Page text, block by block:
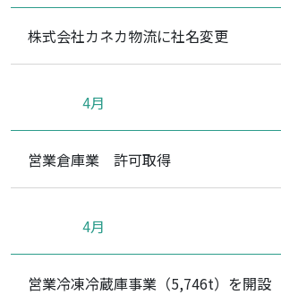
株式会社カネカ物流に社名変更
4月
営業倉庫業 許可取得
4月
営業冷凍冷蔵庫事業（5,746t）を開設